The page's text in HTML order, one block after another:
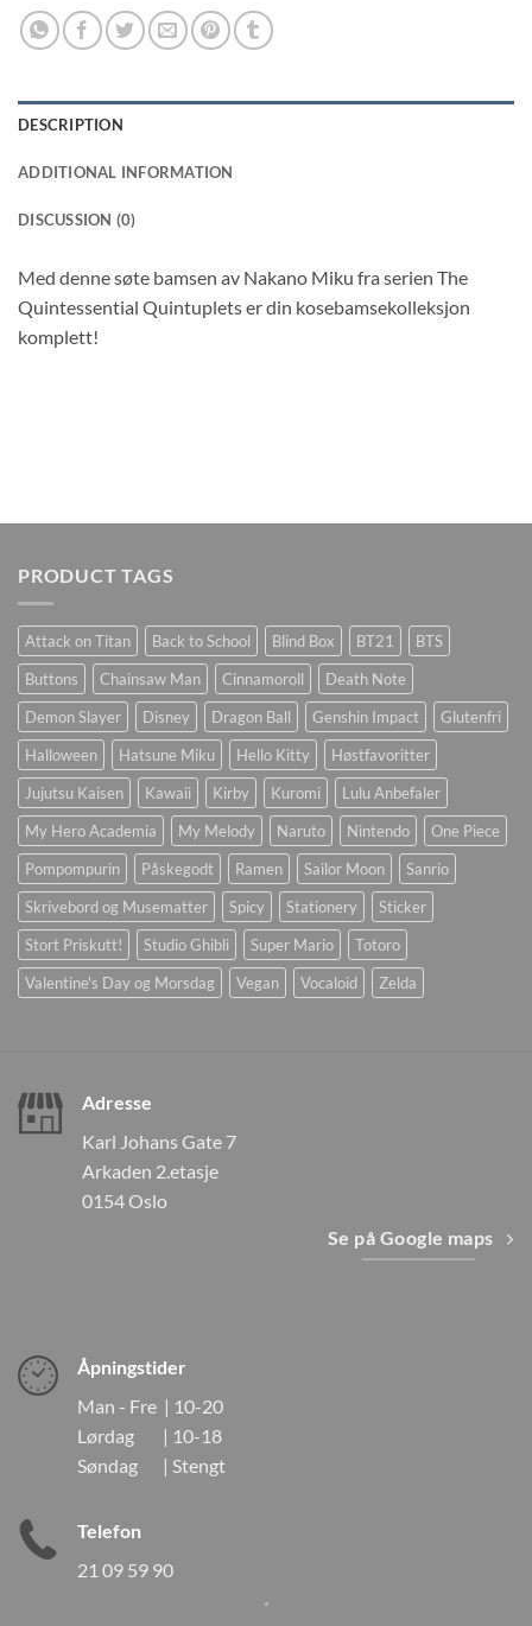
DESCRIPTION
ADDITIONAL INFORMATION
DISCUSSION (0)
Med denne søte bamsen av Nakano Miku fra serien The
Quintessential Quintuplets er din kosebamsekolleksjon
komplett!
PRODUCT TAGS
Attack on Titan Back to School Blind Box BT21
BTS
Buttons
Chainsaw Man Cinnamoroll
Death Note
Demon Slayer
Disney Dragon Ball Genshin Impact
Glutenfri
Halloween
Hatsune Miku Hello Kitty
Høstfavoritter
Jujutsu Kaisen
Kawaii Kirby Kuromi
Lulu Anbefaler
My Hero Academia
My Melody Naruto Nintendo
One Piece
Pompompurin
Påskegodt Ramen Sailor Moon
Sanrio
Skrivebord og Musematter
Spicy Stationery
Sticker
Stort Priskutt!
Studio Ghibli Super Mario
Totoro
Valentine's Day og Morsdag
Vegan Vocaloid Zelda
Adresse
Karl Johans Gate 7
Arkaden 2.etasje
0154 Oslo
Se på Google maps
Åpningstider
Man - Fre | 10-20
Lørdag | 10-18
Søndag | Stengt
Telefon
21 09 59 90